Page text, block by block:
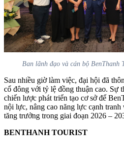
Ban lãnh đạo và cán bộ BenThanh
Sau nhiều giờ làm việc, đại hội đã
cổ đông với tỷ lệ đồng thuận cao. Sự
chiến lược phát triển tạo cơ sở để
nội lực, nâng cao năng lực cạnh tranh
tăng trưởng trong giai đoạn 2026 –
BENTHANH TOURIST